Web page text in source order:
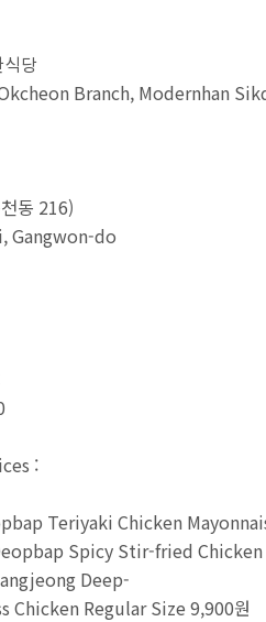
당
Branch, Modernhan
동 216)
Gangwon-do
:
Teriyaki Chicken
Spicy Stir-fried
Deep-
Chicken Regular Size 9,900원